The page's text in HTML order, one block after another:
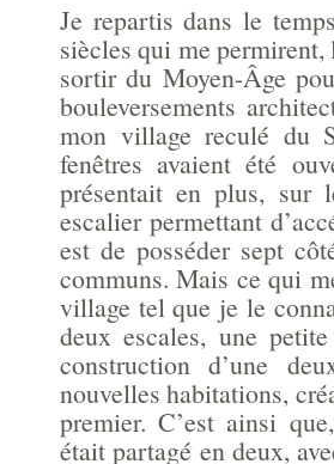
Je repartis dans le
siècles qui me permirent,
sortir du Moyen-Âge
bouleversements
mon village reculé du
fenêtres avaient été
présentait en plus, sur
escalier permettant
est de posséder sept
communs. Mais ce qui
village tel que je le
deux escales, une
construction d’une
nouvelles habitations,
premier. C’est ainsi
était partagé en deux,